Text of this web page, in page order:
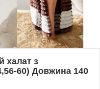
халат з
60) Довжина 140